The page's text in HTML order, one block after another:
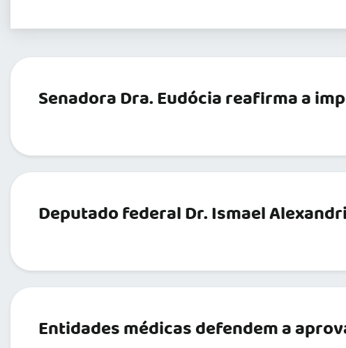
Senadora Dra. Eudócia reafirma a
Deputado federal Dr. Ismael
Entidades médicas defendem a